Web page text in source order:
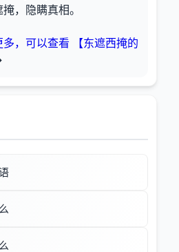
，隐瞒真相。
多，可以查看 【东遮西掩的